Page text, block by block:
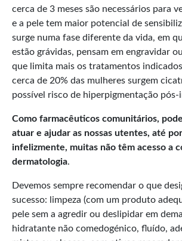
cerca de 3 meses são necessários para
e a pele tem maior potencial de
surge numa fase diferente da vida, em
estão grávidas, pensam em engravidar
que limita mais os tratamentos
cerca de 20% das mulheres surgem
possível risco de hiperpigmentação
Como farmacêuticos comunitários,
atuar e ajudar as nossas utentes, até
infelizmente, muitas não têm acesso a
dermatologia.
Devemos sempre recomendar o que
sucesso: limpeza (com um produto
pele sem a agredir ou deslipidar em
hidratante não comedogénico, fluído,